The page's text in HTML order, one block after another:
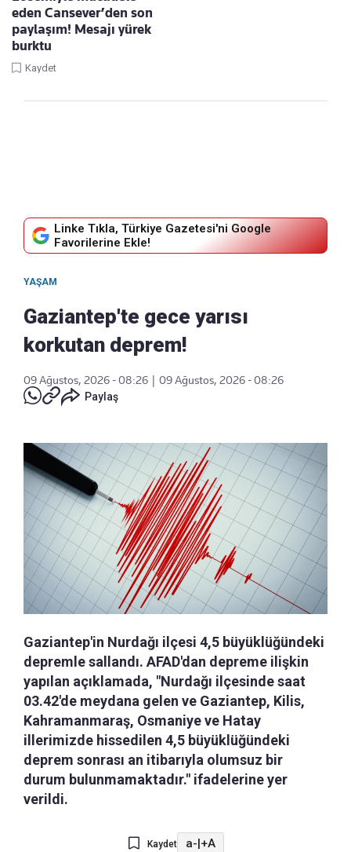
eden Cansever’den son
paylaşım! Mesajı yürek
burktu
Kaydet
Linke Tıkla, Türkiye Gazetesi'ni Google
Favorilerine Ekle!
YAŞAM
Gaziantep'te gece yarısı
korkutan deprem!
09 Ağustos, 2026 - 08:26
09 Ağustos, 2026 - 08:26
Paylaş
Gaziantep'in Nurdağı ilçesi 4,5 büyüklüğündeki
depremle sallandı. AFAD'dan depreme ilişkin
yapılan açıklamada, "Nurdağı ilçesinde saat
03.42'de meydana gelen ve Gaziantep, Kilis,
Kahramanmaraş, Osmaniye ve Hatay
illerimizde hissedilen 4,5 büyüklüğündeki
deprem sonrası an itibarıyla olumsuz bir
durum bulunmamaktadır." ifadelerine yer
verildi.
Kaydet a- +A